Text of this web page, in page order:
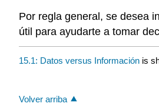
Por regla general, se desea
útil para ayudarte a tomar
15.1: Datos versus Información is
Volver arriba